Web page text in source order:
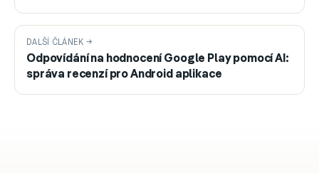
DALŠÍ ČLÁNEK →
Odpovídání na hodnocení Google Play pomocí AI:
správa recenzí pro Android aplikace